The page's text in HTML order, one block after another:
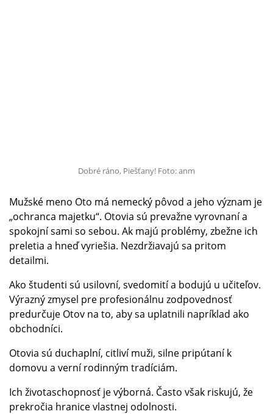
Dobré ráno, Piešťany! Foto: anm
Mužské meno Oto má nemecký pôvod a jeho význam je
„ochranca majetku“. Otovia sú prevažne vyrovnaní a
spokojní sami so sebou. Ak majú problémy, zbežne ich
preletia a hneď vyriešia. Nezdržiavajú sa pritom
detailmi.
Ako študenti sú usilovní, svedomití a bodujú u učiteľov.
Výrazný zmysel pre profesionálnu zodpovednosť
predurčuje Otov na to, aby sa uplatnili napríklad ako
obchodníci.
Otovia sú duchaplní, citliví muži, silne pripútaní k
domovu a verní rodinným tradíciám.
Ich životaschopnosť je výborná. Často však riskujú, že
prekročia hranice vlastnej odolnosti.